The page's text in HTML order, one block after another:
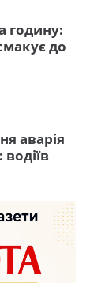
годину:
до
аварія